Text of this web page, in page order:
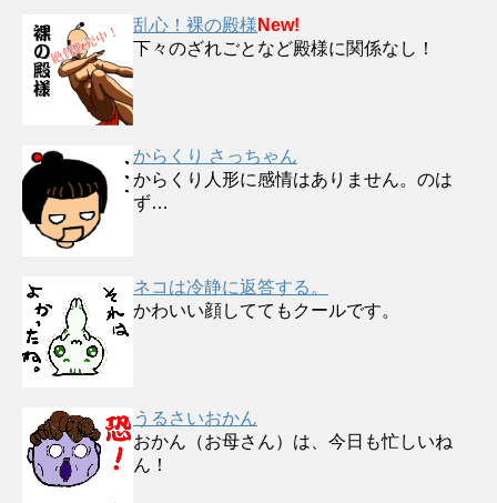
乱心！裸の殿様 New!
下々のざれごとなど殿様に関係なし！
からくり さっちゃん
からくり人形に感情はありません。のは
ず…
ネコは冷静に返答する。
かわいい顔しててもクールです。
うるさいおかん
おかん（お母さん）は、今日も忙しいね
ん！